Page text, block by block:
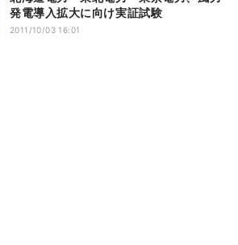
発電導入拡大に向け実証試験
2011/10/03 16:01